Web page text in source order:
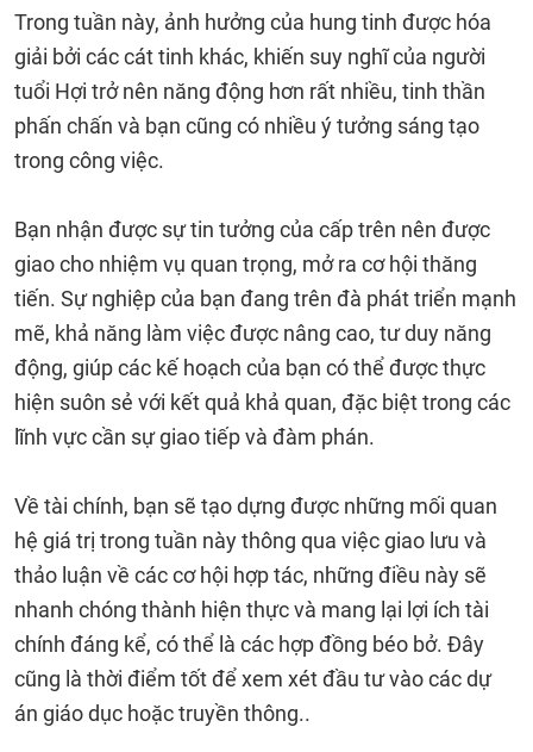
Trong tuần này, ảnh hưởng của hung tinh được hóa
giải bởi các cát tinh khác, khiến suy nghĩ của người
tuổi Hợi trở nên năng động hơn rất nhiều, tinh thần
phấn chấn và bạn cũng có nhiều ý tưởng sáng tạo
trong công việc.
Bạn nhận được sự tin tưởng của cấp trên nên được
giao cho nhiệm vụ quan trọng, mở ra cơ hội thăng
tiến. Sự nghiệp của bạn đang trên đà phát triển mạnh
mẽ, khả năng làm việc được nâng cao, tư duy năng
động, giúp các kế hoạch của bạn có thể được thực
hiện suôn sẻ với kết quả khả quan, đặc biệt trong các
lĩnh vực cần sự giao tiếp và đàm phán.
Về tài chính, bạn sẽ tạo dựng được những mối quan
hệ giá trị trong tuần này thông qua việc giao lưu và
thảo luận về các cơ hội hợp tác, những điều này sẽ
nhanh chóng thành hiện thực và mang lại lợi ích tài
chính đáng kể, có thể là các hợp đồng béo bở. Đây
cũng là thời điểm tốt để xem xét đầu tư vào các dự
án giáo dục hoặc truyền thông..